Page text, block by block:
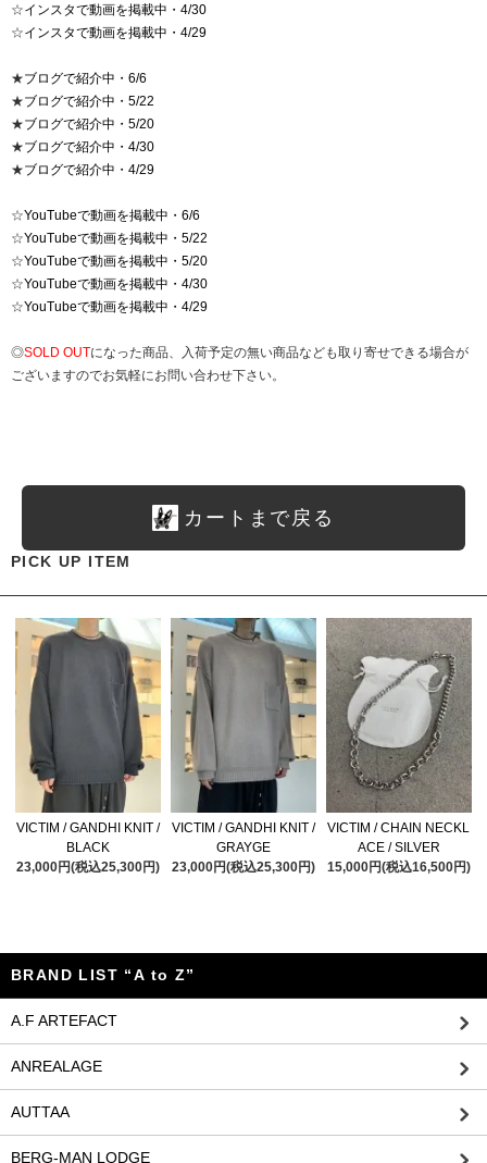
☆インスタで動画を掲載中・4/30
☆インスタで動画を掲載中・4/29
★ブログで紹介中・6/6
★ブログで紹介中・5/22
★ブログで紹介中・5/20
★ブログで紹介中・4/30
★ブログで紹介中・4/29
☆YouTubeで動画を掲載中・6/6
☆YouTubeで動画を掲載中・5/22
☆YouTubeで動画を掲載中・5/20
☆YouTubeで動画を掲載中・4/30
☆YouTubeで動画を掲載中・4/29
◎SOLD OUTになった商品、入荷予定の無い商品なども取り寄せできる場合が
ございますのでお気軽にお問い合わせ下さい。
カートまで戻る
PICK UP ITEM
VICTIM / GANDHI KNIT /
BLACK
23,000円(税込25,300円)
VICTIM / GANDHI KNIT /
GRAYGE
23,000円(税込25,300円)
VICTIM / CHAIN NECKL
ACE / SILVER
15,000円(税込16,500円)
BRAND LIST “A to Z”
A.F ARTEFACT
ANREALAGE
AUTTAA
BERG-MAN LODGE